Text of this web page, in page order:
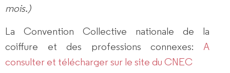
mois.)
La Convention Collective nationale de la
coiffure et des professions connexes: A
consulter et télécharger sur le site du CNEC